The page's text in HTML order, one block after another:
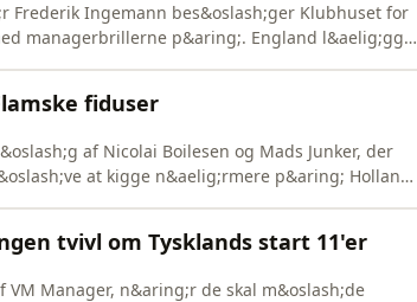
Frederik Ingemann bes&oslash;ger Klubhuset for
managerbrillerne p&aring;. England l&aelig;gger
fiduser
af Nicolai Boilesen og Mads Junker, der
at kigge n&aelig;rmere p&aring; Hollands
tvivl om Tysklands start 11'er
Manager, n&aring;r de skal m&oslash;de